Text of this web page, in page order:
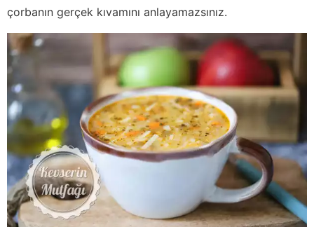
çorbanın gerçek kıvamını anlayamazsınız.